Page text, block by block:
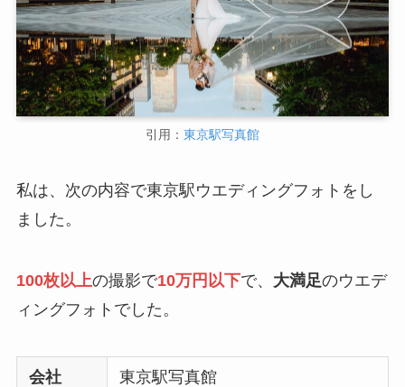
引用： 東京駅写真館
私は、次の内容で東京駅ウエディングフォトをし
ました。
100枚以上の撮影で10万円以下で、 大満足のウエデ
ィングフォトでした。
会社 東京駅写真館